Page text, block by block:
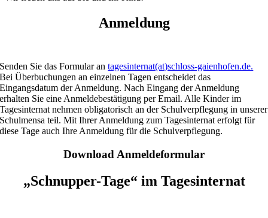
Anmeldung
Senden Sie das Formular antagesinternat(at)schloss-gaienhofen.de.
Bei Überbuchungen an einzelnen Tagen entscheidet das
Eingangsdatum der Anmeldung. Nach Eingang der Anmeldung
erhalten Sie eine Anmeldebestätigung per Email. Alle Kinder im
Tagesinternat nehmen obligatorisch an der Schulverpflegung in unserer
Schulmensa teil. Mit Ihrer Anmeldung zum Tagesinternat erfolgt für
diese Tage auch Ihre Anmeldung für die Schulverpflegung.
Download Anmeldeformular
„Schnupper-Tage“ im Tagesinternat